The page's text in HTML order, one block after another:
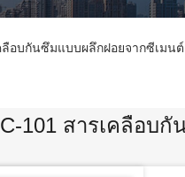
ลือบกันซึมแบบผลึกฝอยจากซีเมนต์
101 สารเคลือบ